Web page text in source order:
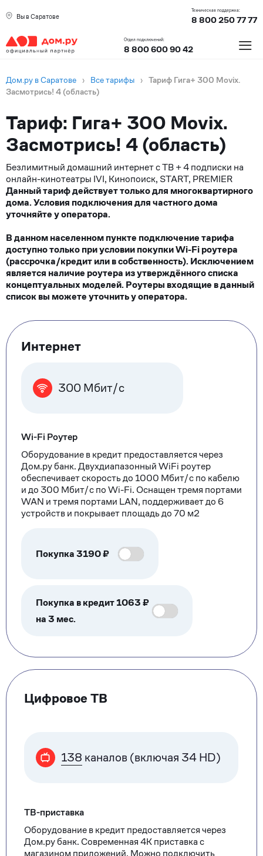
Вы в Саратове
Техническая поддержка:
8 800 250 77 77
Отдел подключений:
8 800 600 90 42 ≡
Дом.ру в Саратове › Все тарифы › Тариф Гига+ 300 Movix.
Засмотрись! 4 (область)
Тариф: Гига+ 300 Movix.
Засмотрись! 4 (область)
Безлимитный домашний интернет с ТВ + 4 подписки на
онлайн-кинотеатры IVI, Кинопоиск, START, PREMIER
Данный тариф действует только для многоквартирного
дома. Условия подключения для частного дома
уточняйте у оператора.
В данном населенном пункте подключение тарифа
доступно только при условии покупки Wi-Fi роутера
(рассрочка/кредит или в собственность). Исключением
является наличие роутера из утверждённого списка
концептуальных моделей. Роутеры входящие в данный
список вы можете уточнить у оператора.
Тарифные
опции
Интернет
300 Мбит/с
Wi-Fi Роутер
Оборудование в кредит предоставляется через
Дом.ру банк. Двухдиапазонный WiFi роутер
обеспечивает скорость до 1000 Мбит/с по кабелю
и до 300 Мбит/с по Wi-Fi. Оснащен тремя портами
WAN и тремя портами LAN, поддерживает до 6
устройств и покрывает площадь до 70 м2
Покупка3190₽
Покупка в кредит 1063 ₽
на 3 мес.
Цифровое ТВ
138 каналов (включая 34 HD)
ТВ-приставка
Оборудование в кредит предоставляется через
Дом.ру банк. Современная 4К приставка с
магазином приложений. Можно подключить